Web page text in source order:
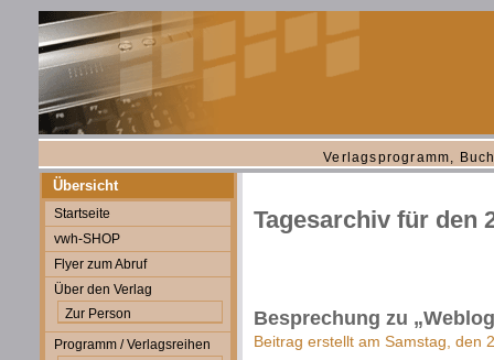
Verlagsprogramm,
Übersicht
Startseite
vwh-SHOP
Flyer zum Abruf
Über den Verlag
Zur Person
Programm / Verlagsreihen
Tagesarchiv für den
Besprechung zu
Beitrag erstellt am Samstag, den